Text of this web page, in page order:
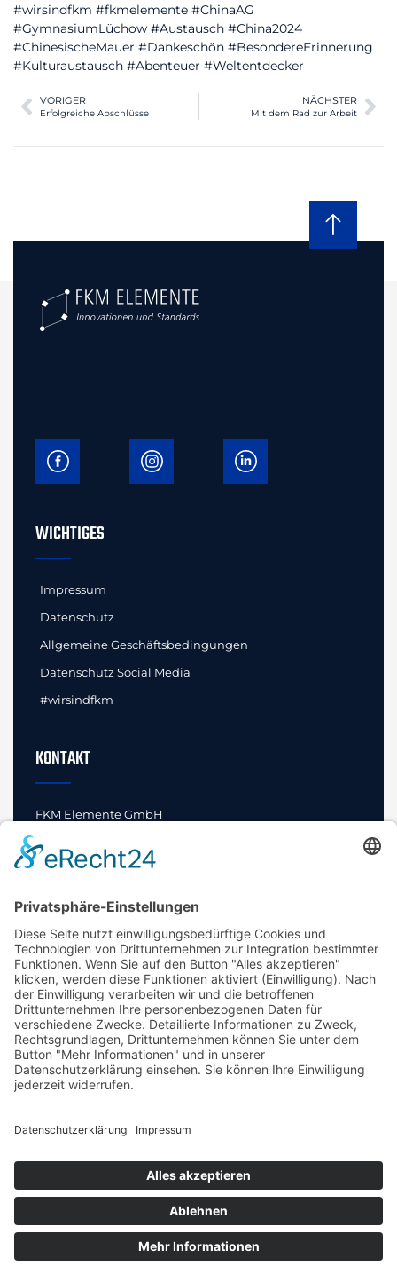
#wirsindfkm #fkmelemente #ChinaAG
#GymnasiumLüchow #Austausch #China2024
#ChinesischeMauer #Dankeschön #BesondereErinnerung
#Kulturaustausch #Abenteuer #Weltentdecker
VORIGER
Erfolgreiche Abschlüsse
NÄCHSTER
Mit dem Rad zur Arbeit
WICHTIGES
Impressum
Datenschutz
Allgemeine Geschäftsbedingungen
Datenschutz Social Media
#wirsindfkm
KONTAKT
FKM Elemente GmbH
Bahnhofstraße 52
29462 Wustrow (Wendland)
SPRECHEN SIE UNS AN!
Wir geben Ihren Teilen Profil.
Ihre Innovationen und Standards sind bei uns in guten
Händen.
TELEFON
Copyright © 2025 FKM Elemente GmbH Innovationen und
Standards